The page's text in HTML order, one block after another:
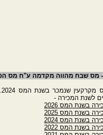
מס שבח מהווה מקדמה ע"ח מס
לשנת המכירה -
בשנת המס 2026
בשנת המס 2025
בשנת המס 2024
בשנת המס 2022